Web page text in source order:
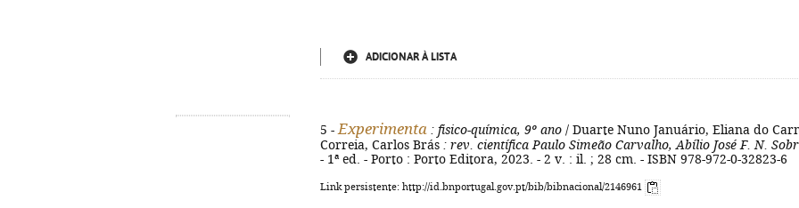
ADICIONAR À LISTA
5 - Experimenta : fisico-química, 9º ano / Duarte Nuno Januário, Eliana do
Correia, Carlos Brás : rev. científica Paulo Simeão Carvalho, Abílio José F. N.
- 1ª ed. - Porto : Porto Editora, 2023. - 2 v. : il. ; 28 cm. - ISBN 978-972-0-32823-6
Link persistente: http://id.bnportugal.gov.pt/bib/bibnacional/2146961